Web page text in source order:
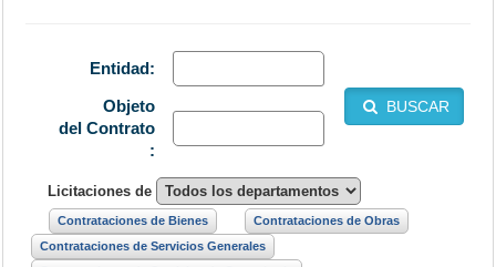
Entidad:
BUSCAR
Objeto
del Contrato
:
Licitaciones de
Contrataciones de Bienes
Contrataciones de Obras
Contrataciones de Servicios Generales